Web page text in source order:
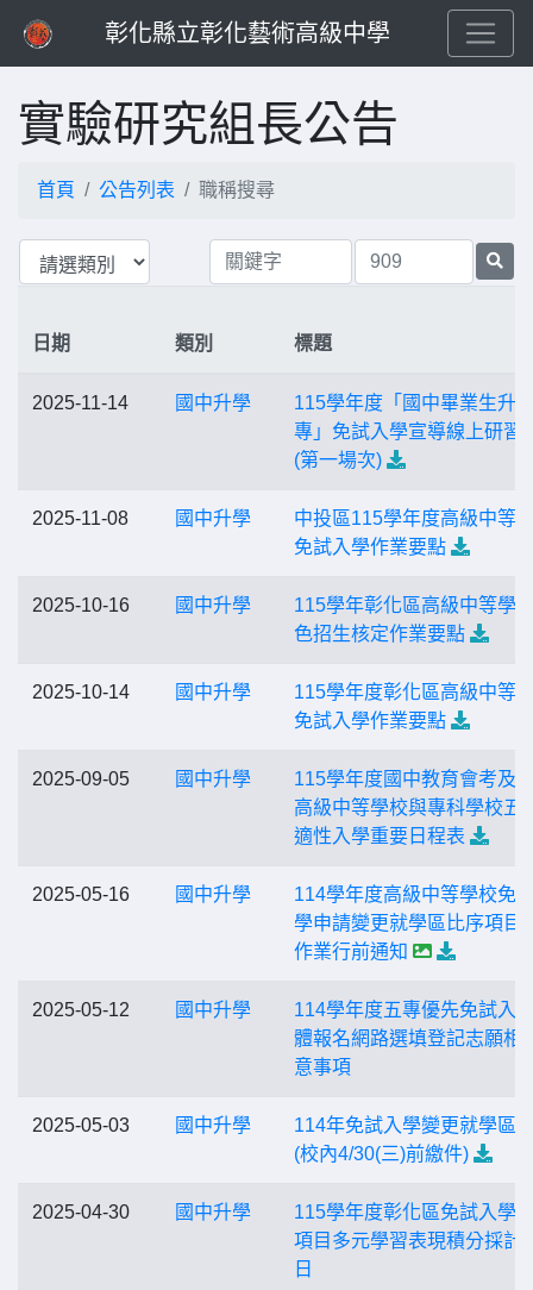
彰化縣立彰化藝術高級中學
實驗研究組長公告
首頁 公告列表 職稱搜尋
日期 類別 標題
2025-11-14 國中升學
115學年度「國中畢業生升
專」免試入學宣導線上研習
(第一場次)
2025-11-08 國中升學
中投區115學年度高級中等
免試入學作業要點
2025-10-16 國中升學
115學年彰化區高級中等學
色招生核定作業要點
2025-10-14 國中升學
115學年度彰化區高級中等
免試入學作業要點
2025-09-05 國中升學
115學年度國中教育會考及
高級中等學校與專科學校五
適性入學重要日程表
2025-05-16 國中升學
114學年度高級中等學校免
學申請變更就學區比序項目
作業行前通知
2025-05-12 國中升學
114學年度五專優先免試入
體報名網路選填登記志願相
意事項
2025-05-03 國中升學
114年免試入學變更就學區
(校內4/30(三)前繳件)
2025-04-30 國中升學
115學年度彰化區免試入學
項目多元學習表現積分採計
日